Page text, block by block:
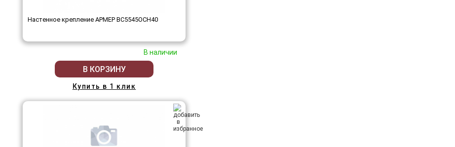
Настенное крепление АРМЕР ВС5545ОСН40
В наличии
В КОРЗИНУ
Купить в 1 клик